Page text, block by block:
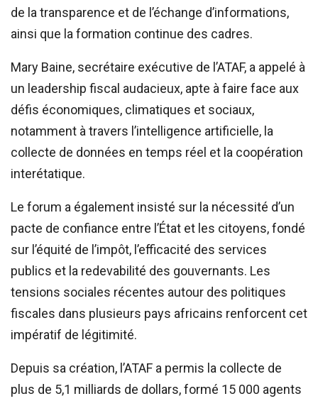
de la transparence et de l’échange d’informations,
ainsi que la formation continue des cadres.
Mary Baine, secrétaire exécutive de l’ATAF, a appelé à
un leadership fiscal audacieux, apte à faire face aux
défis économiques, climatiques et sociaux,
notamment à travers l’intelligence artificielle, la
collecte de données en temps réel et la coopération
interétatique.
Le forum a également insisté sur la nécessité d’un
pacte de confiance entre l’État et les citoyens, fondé
sur l’équité de l’impôt, l’efficacité des services
publics et la redevabilité des gouvernants. Les
tensions sociales récentes autour des politiques
fiscales dans plusieurs pays africains renforcent cet
impératif de légitimité.
Depuis sa création, l’ATAF a permis la collecte de
plus de 5,1 milliards de dollars, formé 15 000 agents